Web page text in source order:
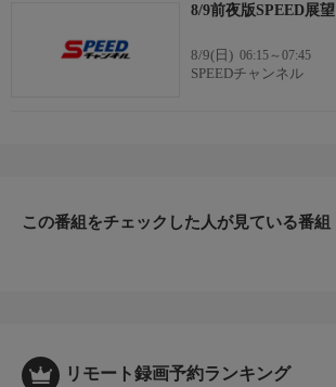
司会：針谷衣織里
8/9前夜版SPEED展望
8/9(日) 06:15～07:45
SPEEDチャンネル
この番組をチェックした人が見ている番組
リモート録画予約ランキング